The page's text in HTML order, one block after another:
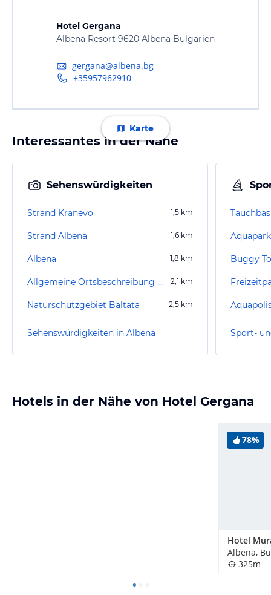
Hotel Gergana
Albena Resort 9620 Albena Bulgarien
gergana@albena.bg
+35957962910
Karte
Interessantes in der Nähe
Sehenswürdigkeiten
Strand Kranevo 1,5 km
Strand Albena 1,6 km
Albena 1,8 km
Allgemeine Ortsbeschreibung Kranevo 2,1 km
Naturschutzgebiet Baltata 2,5 km
Sehenswürdigkeiten in Albena
Buggy
Sport-
Hotels in der Nähe von Hotel Gergana
78%
Hotel
Albena,
325m